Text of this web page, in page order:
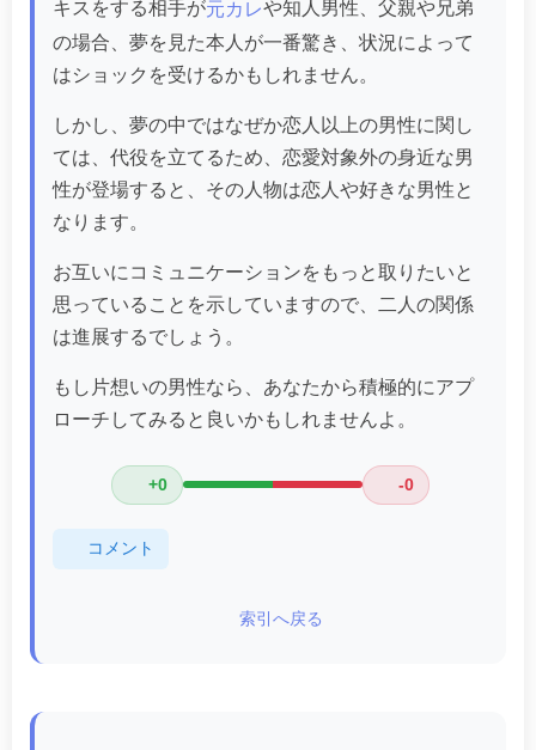
キスをする相手が元カレや知人男性、父親や兄弟
の場合、夢を見た本人が一番驚き、状況によって
はショックを受けるかもしれません。
しかし、夢の中ではなぜか恋人以上の男性に関し
ては、代役を立てるため、恋愛対象外の身近な男
性が登場すると、その人物は恋人や好きな男性と
なります。
お互いにコミュニケーションをもっと取りたいと
思っていることを示していますので、二人の関係
は進展するでしょう。
もし片想いの男性なら、あなたから積極的にアプ
ローチしてみると良いかもしれませんよ。
+0 -0
コメント
索引へ戻る